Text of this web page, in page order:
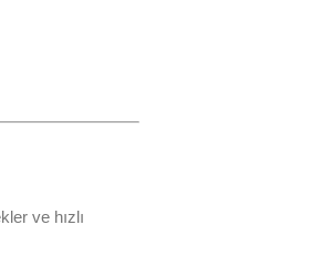
ve hızlı